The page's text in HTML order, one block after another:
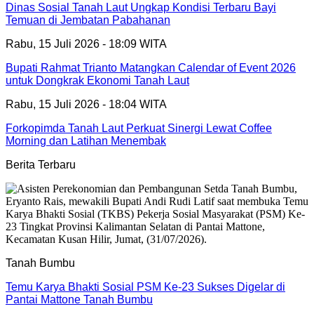
Dinas Sosial Tanah Laut Ungkap Kondisi Terbaru Bayi
Temuan di Jembatan Pabahanan
Rabu, 15 Juli 2026 - 18:09 WITA
Bupati Rahmat Trianto Matangkan Calendar of Event 2026
untuk Dongkrak Ekonomi Tanah Laut
Rabu, 15 Juli 2026 - 18:04 WITA
Forkopimda Tanah Laut Perkuat Sinergi Lewat Coffee
Morning dan Latihan Menembak
Berita Terbaru
Tanah Bumbu
Temu Karya Bhakti Sosial PSM Ke-23 Sukses Digelar di
Pantai Mattone Tanah Bumbu